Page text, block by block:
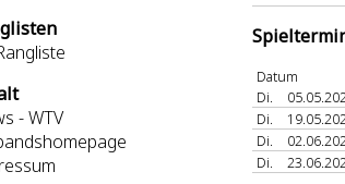
- WTV
Datum
Di.
Di.
Di.
Di.